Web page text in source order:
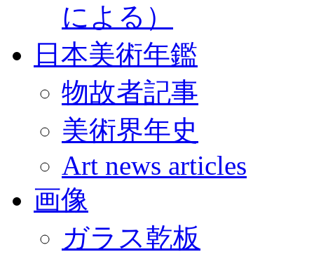
による）
日本美術年鑑
物故者記事
美術界年史
Art news articles
画像
ガラス乾板